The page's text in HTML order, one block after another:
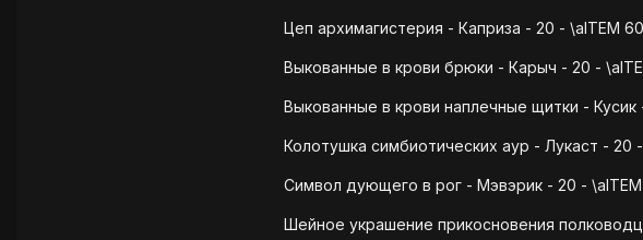
Цеп архимагистерия - Каприза - 20 - \aITEM
Выкованные в крови брюки - Карыч - 20 -
Выкованные в крови наплечные щитки -
Колотушка симбиотических аур - Лукаст - 20
Символ дующего в рог - Мэвэрик - 20 -
Шейное украшение прикосновения